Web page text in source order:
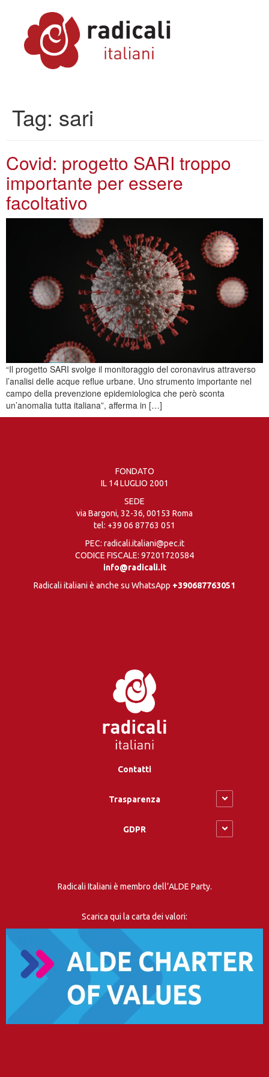
Tag: sari
Covid: progetto SARI troppo
importante per essere
facoltativo
“Il progetto SARI svolge il monitoraggio del coronavirus attraverso
l’analisi delle acque reflue urbane. Uno strumento importante nel
campo della prevenzione epidemiologica che però sconta
un’anomalia tutta italiana”, afferma in […]
FONDATO
IL 14 LUGLIO 2001
SEDE
via Bargoni, 32-36, 00153 Roma
tel: +39 06 87763 051
PEC: radicali.italiani@pec.it
CODICE FISCALE: 97201720584
info@radicali.it
Radicali italiani è anche su WhatsApp +390687763051
Contatti
Trasparenza
GDPR
Radicali Italiani è membro dell’ALDE Party.
Scarica qui la carta dei valori: